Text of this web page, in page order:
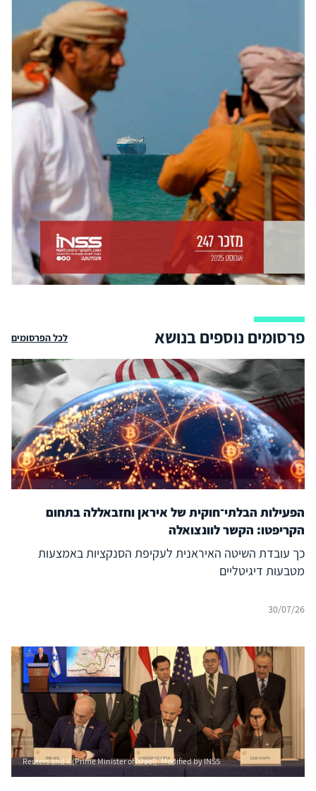
פרסומים נוספים בנושא לכל הפרסומים
הפעילות הבלתי־חוקית של איראן וחזבאללה בתחום
הקריפטו: הקשר לוונצואלה
כך עובדת השיטה האיראנית לעקיפת הסנקציות באמצעות
מטבעות דיגיטליים
30/07/26
Reuters and X (Prime Minister of Israel). Modified by INSS